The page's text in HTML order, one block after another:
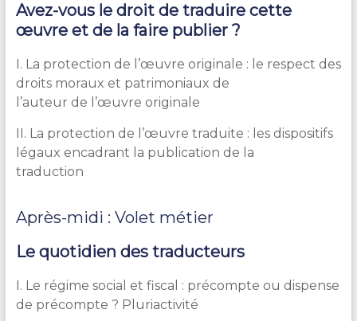
Avez-vous le droit de traduire cette
œuvre et de la faire publier ?
I. La protection de l’œuvre originale : le respect des
droits moraux et patrimoniaux de
l’auteur de l’œuvre originale
II. La protection de l’œuvre traduite : les dispositifs
légaux encadrant la publication de la
traduction
Après-midi : Volet métier
Le quotidien des traducteurs
I. Le régime social et fiscal : précompte ou dispense
de précompte ? Pluriactivité